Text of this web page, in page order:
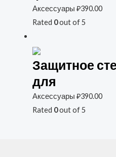
Аксессуары ₽390.00
Rated 0out of 5
Защитное
для
Аксессуары ₽390.00
Rated 0out of 5